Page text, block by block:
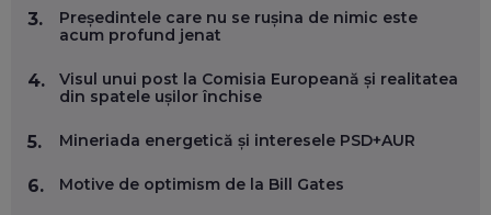
FOLOSEȘTI TEHNOLOGIA CA SĂ ÎȚI DESCHIZI DRUMUL
CĂTRE ARTĂ, LA NIVEL GLOBAL
EP. 57
ANDREI AVĂDANEI, BIT SENTINEL: CUM ÎȚI PROTEJEZI
CARIERĂ DE „HACKER CU PERMIS”
3.
Președintele care nu se rușina de nimic este
acum profund jenat
4.
Visul unui post la Comisia Europeană și realitatea
din spatele ușilor închise
5. Mineriada energetică și interesele PSD+AUR
6. Motive de optimism de la Bill Gates